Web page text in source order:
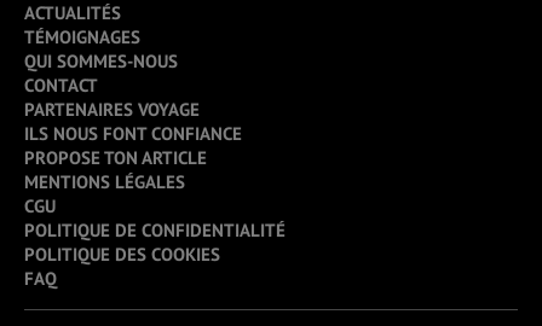
ACTUALITÉS
TÉMOIGNAGES
QUI SOMMES-NOUS
CONTACT
PARTENAIRES VOYAGE
ILS NOUS FONT CONFIANCE
PROPOSE TON ARTICLE
MENTIONS LÉGALES
CGU
POLITIQUE DE CONFIDENTIALITÉ
POLITIQUE DES COOKIES
FAQ